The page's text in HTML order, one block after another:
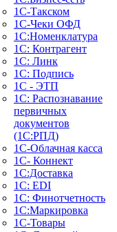
1С-Такском
1С-Чеки ОФД
1С:Номенклатура
1С: Контрагент
1С: Линк
1С: Подпись
1С - ЭТП
1С: Распознавание
первичных
документов
(1С:РПД)
1С-Облачная касса
1С- Коннект
1С:Доставка
1С: EDI
1С: Финотчетность
1С:Маркировка
1С-Товары